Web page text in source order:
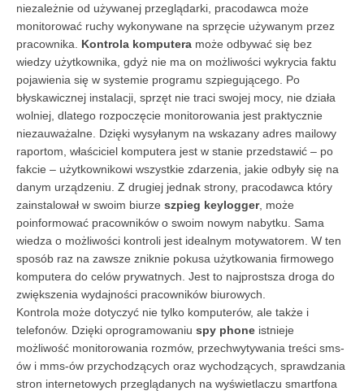
niezależnie od używanej przeglądarki, pracodawca może
monitorować ruchy wykonywane na sprzęcie używanym przez
pracownika.
Kontrola komputera może odbywać się bez
wiedzy użytkownika, gdyż nie ma on możliwości wykrycia faktu
pojawienia się w systemie programu szpiegującego. Po
błyskawicznej instalacji, sprzęt nie traci swojej mocy, nie działa
wolniej, dlatego rozpoczęcie monitorowania jest praktycznie
niezauważalne. Dzięki wysyłanym na wskazany adres mailowy
raportom, właściciel komputera jest w stanie przedstawić – po
fakcie – użytkownikowi wszystkie zdarzenia, jakie odbyły się na
danym urządzeniu. Z drugiej jednak strony, pracodawca który
zainstalował w swoim biurze szpieg keylogger, może
poinformować pracowników o swoim nowym nabytku. Sama
wiedza o możliwości kontroli jest idealnym motywatorem. W ten
sposób raz na zawsze zniknie pokusa użytkowania firmowego
komputera do celów prywatnych. Jest to najprostsza droga do
zwiększenia wydajności pracowników biurowych.
Kontrola może dotyczyć nie tylko komputerów, ale także i
telefonów. Dzięki oprogramowaniu spy phone istnieje
możliwość monitorowania rozmów, przechwytywania treści sms-
ów i mms-ów przychodzących oraz wychodzących, sprawdzania
stron internetowych przeglądanych na wyświetlaczu smartfona